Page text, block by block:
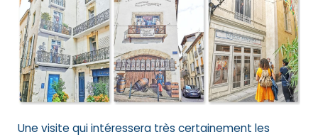
Une visite qui intéressera très certainement les